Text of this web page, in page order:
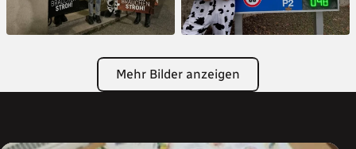
Mehr Bilder anzeigen